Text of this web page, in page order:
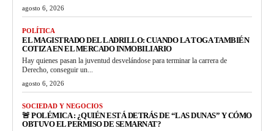
agosto 6, 2026
POLÍTICA
EL MAGISTRADO DEL LADRILLO: CUANDO LA TOGA TAMBIÉN
COTIZA EN EL MERCADO INMOBILIARIO
Hay quienes pasan la juventud desvelándose para terminar la carrera de
Derecho, conseguir un...
agosto 6, 2026
SOCIEDAD Y NEGOCIOS
🚨 POLÉMICA : ¿QUIÉN ESTÁ DETRÁS DE “LAS DUNAS” Y CÓMO
OBTUVO EL PERMISO DE SEMARNAT?